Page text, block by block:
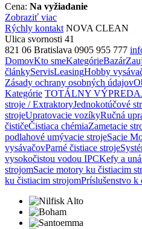
Cena: Na vyžiadanie
Zobraziť viac
Rýchly kontakt NOVA CLEAN
Ulica svornosti 41
821 06 Bratislava 0905 955 777
DomovKto smeKategórieBazár
článkyServisLeasingHobby
Zásady ochrany osobných údajov
Kategórie TOTÁLNY
stroje / ExtraktoryJednokotúčové
strojeUpratovacie vozíkyRučná
čističeČistiaca chémiaZametacie
podlahové umývacie strojeSacie
vysávačovParné čistiace stroje
vysokočistou vodou IPCKefy a
strojomSacie motory ku čistiacim
ku čistiacim strojomPríslušenstvo k